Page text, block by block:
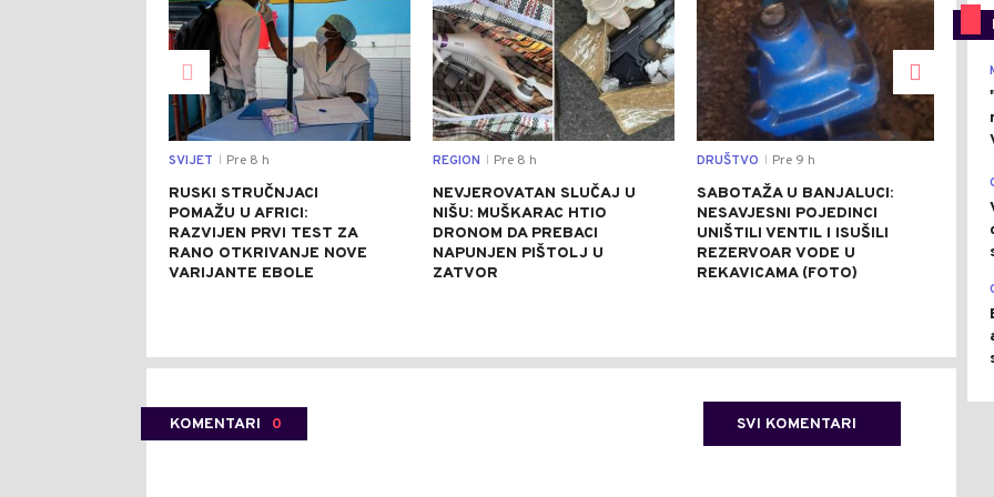
SVIJET Pre 8 h
RUSKI STRUČNJACI
POMAŽU U AFRICI:
RAZVIJEN PRVI TEST ZA
RANO OTKRIVANJE NOVE
VARIJANTE EBOLE
REGION Pre 8 h
NEVJEROVATAN SLUČAJ U
NIŠU: MUŠKARAC HTIO
DRONOM DA PREBACI
NAPUNJEN PIŠTOLJ U
ZATVOR
DRUŠTVO Pre 9 h
SABOTAŽA U BANJALUCI:
NESAVJESNI POJEDINCI
UNIŠTILI VENTIL I ISUŠILI
REZERVOAR VODE U
REKAVICAMA (FOTO)
KOMENTARI 0 SVI KOMENTARI